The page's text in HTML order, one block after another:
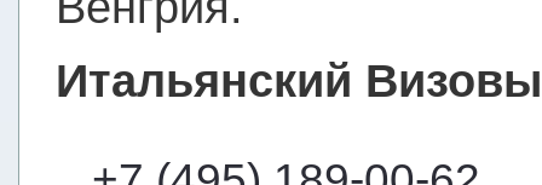
Итальянский